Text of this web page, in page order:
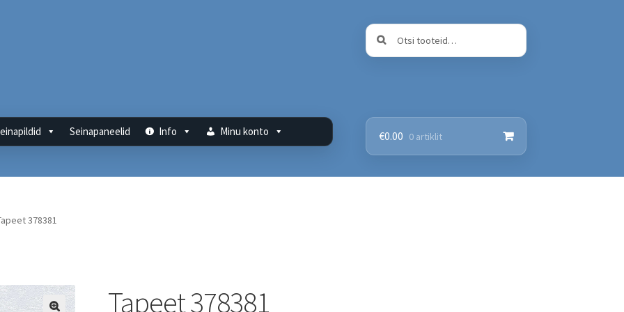
Otsi:
Otsi
Seinapaneelid Info Minu konto €0.00 0 artiklit
378381
Tapeet 378381